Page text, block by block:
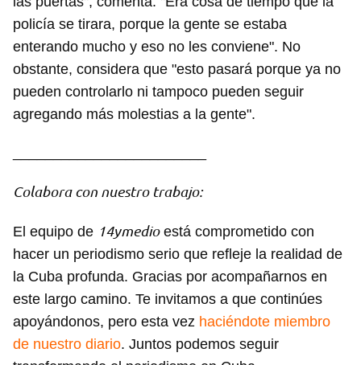
policía se tirara, porque la gente se estaba
enterando mucho y eso no les conviene". No
obstante, considera que "esto pasará porque ya no
pueden controlarlo ni tampoco pueden seguir
agregando más molestias a la gente".
Colabora con nuestro trabajo:
El equipo de 14ymedioestá comprometido con
hacer un periodismo serio que refleje la realidad de
la Cuba profunda. Gracias por acompañarnos en
este largo camino. Te invitamos a que continúes
apoyándonos, pero esta vez haciéndote miembro
de nuestro diario. Juntos podemos seguir